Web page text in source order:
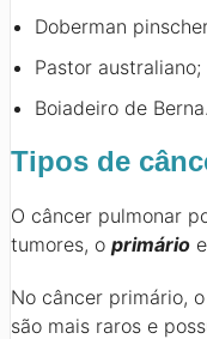
Doberman
Pastor australiano;
Boiadeiro de Berna.
Tipos de
O câncer pulmonar
tumores, o primário
No câncer primário,
são mais raros e